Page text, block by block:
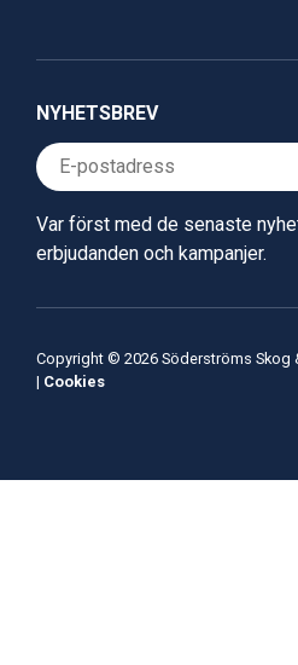
NYHETSBREV
Var först med de senaste
erbjudanden och kampanjer.
Copyright © 2026 Söderströms Skog
| Cookies